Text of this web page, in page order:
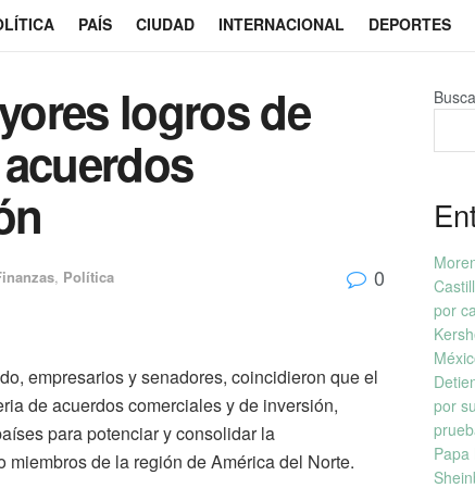
PAÍS CIUDAD INTERNACIONAL DEPORTES
logros de
, Política 0
empresarios y senadores, coincidieron que el
de acuerdos comerciales y de inversión,
para potenciar y consolidar la
de la región de América del Norte.
por
por
Papa